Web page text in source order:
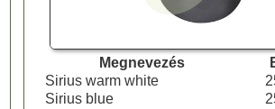
Megnevezés
Sirius warm white
Sirius blue